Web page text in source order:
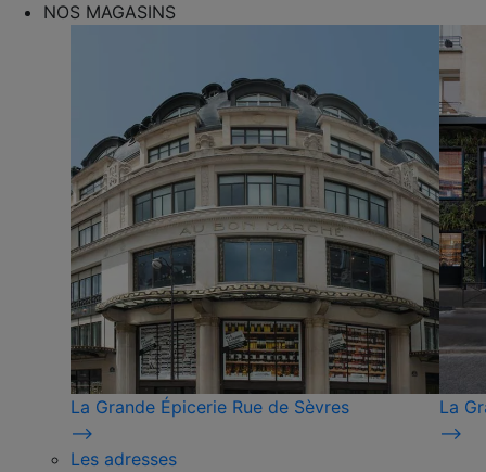
NOS MAGASINS
La Grande Épicerie Rue de Sèvres
⟶
La
⟶
Les adresses